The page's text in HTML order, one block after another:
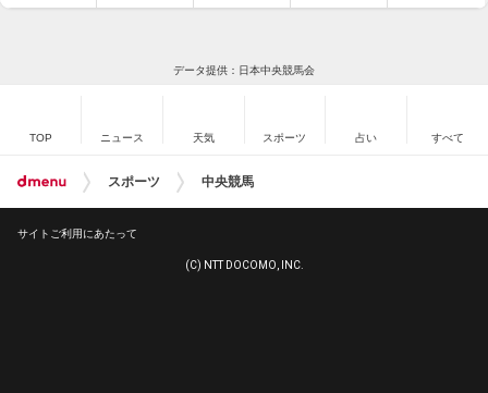
データ提供：日本中央競馬会
TOP ニュース 天気 スポーツ 占い すべて
スポーツ 中央競馬
サイトご利用にあたって
(C) NTT DOCOMO, INC.